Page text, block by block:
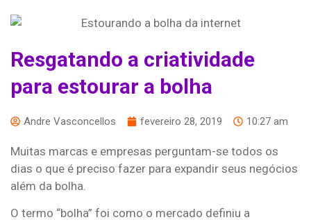
Resgatando a criatividade
para estourar a bolha
Andre Vasconcellos fevereiro 28, 2019 10:27 am
Muitas marcas e empresas perguntam-se todos os
dias o que é preciso fazer para expandir seus negócios
além da bolha.
O termo “bolha” foi como o mercado definiu a